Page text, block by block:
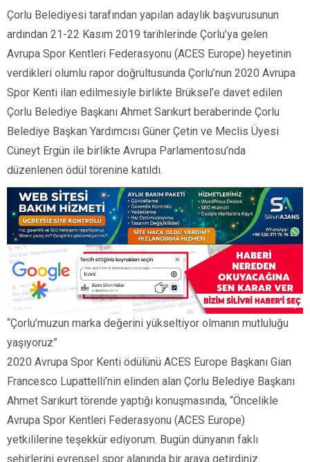
Çorlu Belediyesi tarafından yapılan adaylık başvurusunun
ardından 21-22 Kasım 2019 tarihlerinde Çorlu’ya gelen
Avrupa Spor Kentleri Federasyonu (ACES Europe) heyetinin
verdikleri olumlu rapor doğrultusunda Çorlu’nun 2020 Avrupa
Spor Kenti ilan edilmesiyle birlikte Brüksel’e davet edilen
Çorlu Belediye Başkanı Ahmet Sarıkurt beraberinde Çorlu
Belediye Başkan Yardımcısı Güner Çetin ve Meclis Üyesi
Cüneyt Ergün ile birlikte Avrupa Parlamentosu’nda
düzenlenen ödül törenine katıldı.
“Çorlu’muzun marka değerini yükseltiyor olmanın mutluluğu
yaşıyoruz”
2020 Avrupa Spor Kenti ödülünü ACES Europe Başkanı Gian
Francesco Lupattelli’nin elinden alan Çorlu Belediye Başkanı
Ahmet Sarıkurt törende yaptığı konuşmasında, “Öncelikle
Avrupa Spor Kentleri Federasyonu (ACES Europe)
yetkililerine teşekkür ediyorum. Bugün dünyanın faklı
şehirlerini evrensel spor alanında bir araya getirdiniz.